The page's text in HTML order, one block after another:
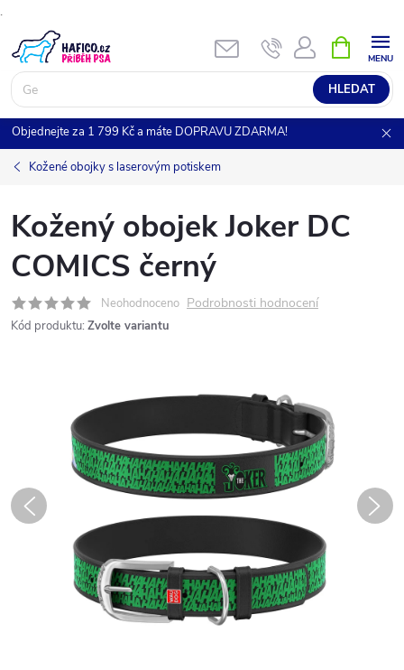
.
na
obsah
HLEDAT
NÁKUPNÍ
KOŠÍK
Objednejte za 1 799 Kč a máte DOPRAVU ZDARMA!
Kožené obojky s laserovým potiskem
Kožený obojek Joker DC
COMICS černý
Neohodnoceno Podrobnosti hodnocení
Kód produktu: Zvolte variantu